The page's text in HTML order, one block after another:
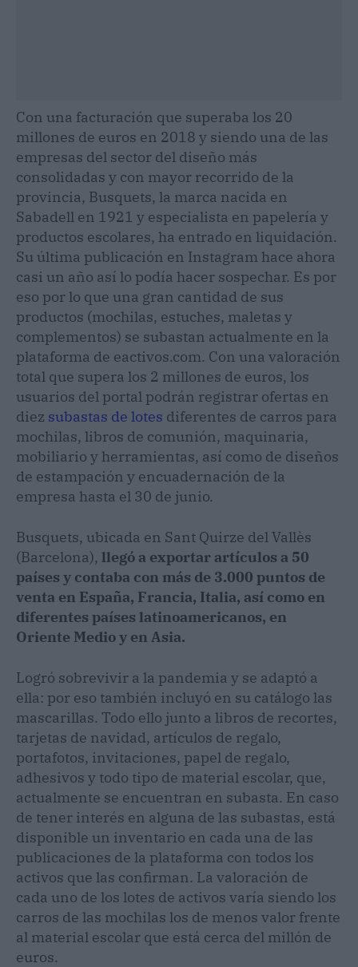
Con una facturación que superaba los 20
millones de euros en 2018 y siendo una de las
empresas del sector del diseño más
consolidadas y con mayor recorrido de la
provincia, Busquets, la marca nacida en
Sabadell en 1921 y especialista en papelería y
productos escolares, ha entrado en liquidación.
Su última publicación en Instagram hace ahora
casi un año así lo podía hacer sospechar. Es por
eso por lo que una gran cantidad de sus
productos (mochilas, estuches, maletas y
complementos) se subastan actualmente en la
plataforma de eactivos.com. Con una valoración
total que supera los 2 millones de euros, los
usuarios del portal podrán registrar ofertas en
diez subastas de lotes diferentes de carros para
mochilas, libros de comunión, maquinaria,
mobiliario y herramientas, así como de diseños
de estampación y encuadernación de la
empresa hasta el 30 de junio.
Busquets, ubicada en Sant Quirze del Vallès
(Barcelona), llegó a exportar artículos a 50
países y contaba con más de 3.000 puntos de
venta en España, Francia, Italia, así como en
diferentes países latinoamericanos, en
Oriente Medio y en Asia.
Logró sobrevivir a la pandemia y se adaptó a
ella: por eso también incluyó en su catálogo las
mascarillas. Todo ello junto a libros de recortes,
tarjetas de navidad, artículos de regalo,
portafotos, invitaciones, papel de regalo,
adhesivos y todo tipo de material escolar, que,
actualmente se encuentran en subasta. En caso
de tener interés en alguna de las subastas, está
disponible un inventario en cada una de las
publicaciones de la plataforma con todos los
activos que las confirman. La valoración de
cada uno de los lotes de activos varía siendo los
carros de las mochilas los de menos valor frente
al material escolar que está cerca del millón de
euros.